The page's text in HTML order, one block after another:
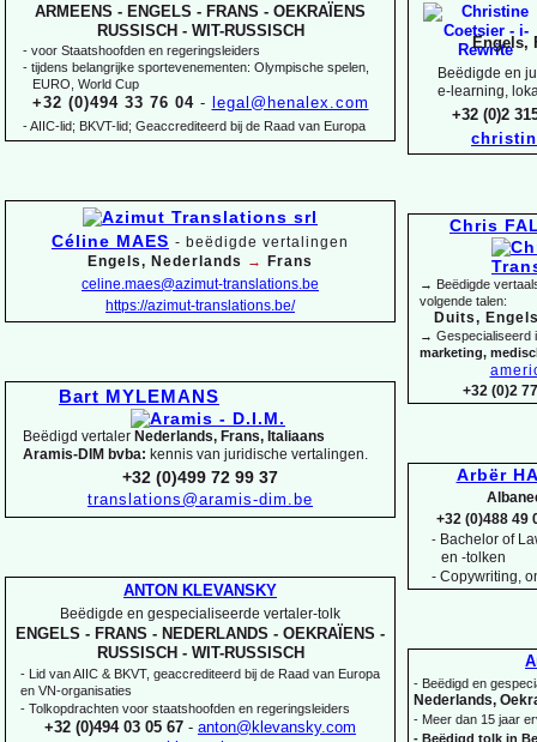
Engels,
Beëdigde en
e- learning,
+32 (0)2
Chris
→ Beëdigde
volgende talen:
Duits,
→ Gespecialiseerd
marketing,
+32 (0)2
Arbër
+32 (0)488 49
- Bachelor of
en -tolken
- Copywriting,
- Beëdigd en
Nederlands,
- Meer dan 15 jaar
- Beëdigd tolk in
ARMEENS - ENGELS - FRANS - OEKRAÏENS
RUSSISCH -WIT-RUSSISCH
- voor Staatshoofden en regeringsleiders
- tijdens belangrijke sportevenementen: Olympische spelen,
EURO, World Cup
+32 (0)494 33 76 04- legal@henalex.com
-AIIC-lid; BKVT-lid; Geaccrediteerd bij de Raad van Europa
Céline MAES - beëdigde vertalingen
Engels, Nederlands →
Frans
celine.maes@azimut-translations.be
https://azimut-translations.be/
Bart MYLEMANS
Beëdigd vertaler Nederlands, Frans, Italiaans
Aramis-DIM bvba: kennis van juridische vertalingen.
+32 (0)499 72 99 37
translations@aramis-dim.be
ANTON KLEVANSKY
Beëdigde en gespecialiseerde vertaler-tolk
ENGELS - FRANS - NEDERLANDS - OEKRAÏENS -
RUSSISCH -WIT-RUSSISCH
- Lid van AIIC & BKVT, geaccrediteerd bij de Raad van Europa
en VN-organisaties
- Tolkopdrachten voor staatshoofden en regeringsleiders
+32 (0)494 03 05 67 - anton@klevansky.com